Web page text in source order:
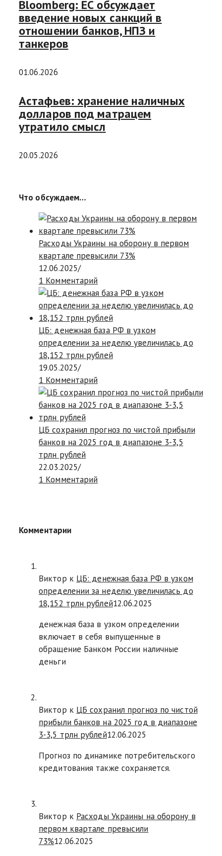
Bloomberg: ЕС обсуждает
введение новых санкций в
отношении банков, НПЗ и
танкеров
01.06.2026
Астафьев: хранение наличных
долларов под матрацем
утратило смысл
20.05.2026
Что обсуждаем…
Расходы Украины на оборону в первом
квартале превысили 73%
12.06.2025/
1 Комментарий
ЦБ: денежная база РФ в узком
определении за неделю увеличилась до
18,152 трлн рублей
19.05.2025/
1 Комментарий
ЦБ сохранил прогноз по чистой прибыли
банков на 2025 год в диапазоне 3-3,5
трлн рублей
22.03.2025/
1 Комментарий
Комментарии
Виктор к ЦБ: денежная база РФ в узком
определении за неделю увеличилась до
18,152 трлн рублей12.06.2025
денежная база в узком определении
включает в себя выпущенные в
обращение Банком России наличные
деньги
Виктор к ЦБ сохранил прогноз по чистой
прибыли банков на 2025 год в диапазоне
3-3,5 трлн рублей12.06.2025
Прогноз по динамике потребительского
кредитования также сохраняется.
Виктор к Расходы Украины на оборону в
первом квартале превысили
73%12.06.2025